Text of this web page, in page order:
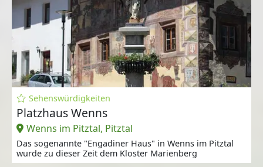
Sehenswürdigkeiten
Platzhaus Wenns
Wenns im Pitztal, Pitztal
Das sogenannte "Engadiner Haus" in Wenns im Pitztal
wurde zu dieser Zeit dem Kloster Marienberg